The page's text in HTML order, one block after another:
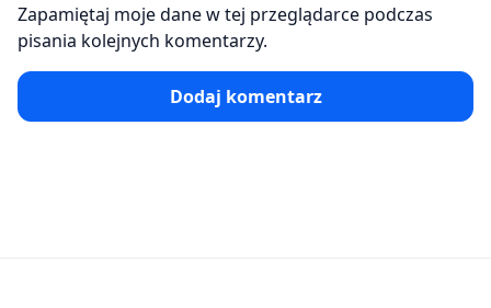
Zapamiętaj moje dane w tej przeglądarce podczas
pisania kolejnych komentarzy.
Dodaj komentarz